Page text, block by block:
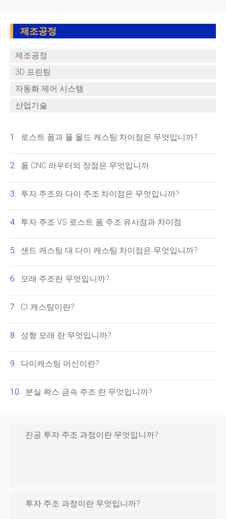
제조공정
제조공정
3D 프린팅
자동화 제어 시스템
산업기술
로스트 폼과 풀 몰드 캐스팅:차이점은 무엇입니까?
폼 CNC 라우터의 장점은 무엇입니까
투자 주조와 다이 주조:차이점은 무엇입니까?
투자 주조 VS 로스트 폼 주조:유사점과 차이점
샌드 캐스팅 대 다이 캐스팅:차이점은 무엇입니까?
모래 주조란 무엇입니까?
CI 캐스팅이란?
성형 모래 란 무엇입니까?
다이캐스팅 머신이란?
분실 왁스 금속 주조 란 무엇입니까?
진공 투자 주조 과정이란 무엇입니까?
투자 주조 과정이란 무엇입니까?